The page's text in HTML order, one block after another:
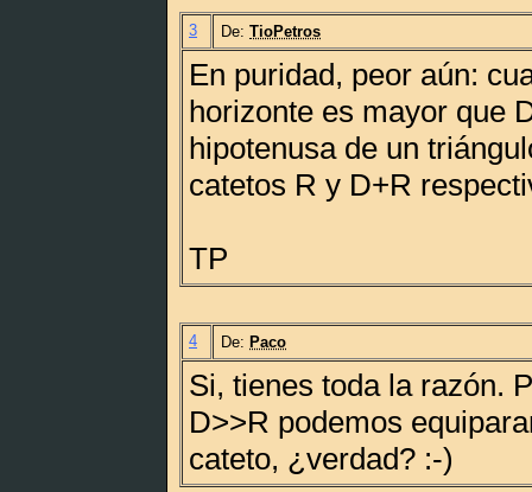
3 De: TioPetros
En puridad, peor aún:
horizonte es mayor que
hipotenusa de un
catetos R y D+R
TP
4 De: Paco
Si, tienes toda la razón.
D>>R podemos
cateto, ¿verdad? :-)